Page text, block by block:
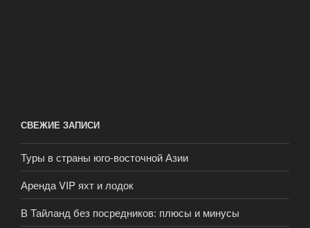
СВЕЖИЕ ЗАПИСИ
Туры в страны юго-восточной Азии
Аренда VIP яхт и лодок
В Тайланд без посредников: плюсы и минусы